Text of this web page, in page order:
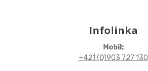
Infolinka
Mobil:
+421 (0)903 727 130